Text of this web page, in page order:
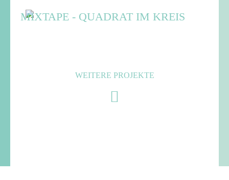
MIXTAPE - QUADRAT IM KREIS
WEITERE PROJEKTE